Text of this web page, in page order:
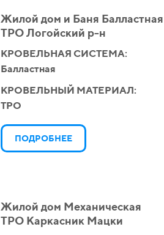
Жилой дом и Баня Балластная
ТРО Логойский р-н
КРОВЕЛЬНАЯ СИСТЕМА:
Балластная
КРОВЕЛЬНЫЙ МАТЕРИАЛ:
TPO
ПОДРОБНЕЕ
Жилой дом Механическая
ТPO Каркасник Мацки